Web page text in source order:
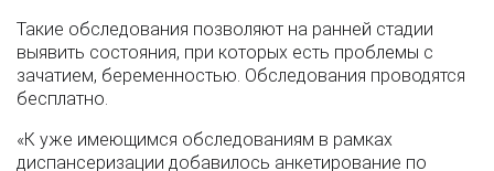
Такие обследования позволяют на ранней стадии
выявить состояния, при которых есть проблемы с
зачатием, беременностью. Обследования проводятся
бесплатно.
«К уже имеющимся обследованиям в рамках
диспансеризации добавилось анкетирование по